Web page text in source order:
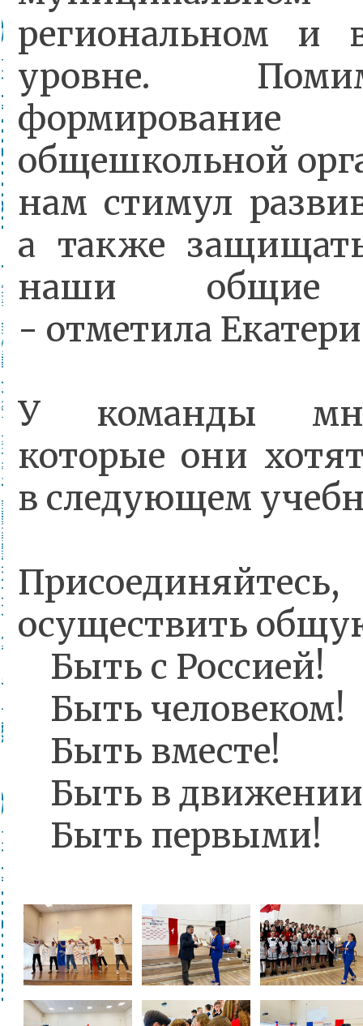
региональном и
уровне.
общешкольной
нам стимул
а также
наши общие
- отметила
У команды
которые они
в следующем
осуществить
Быть с Россией!
Быть человеком!
Быть вместе!
Быть в
Быть первыми!